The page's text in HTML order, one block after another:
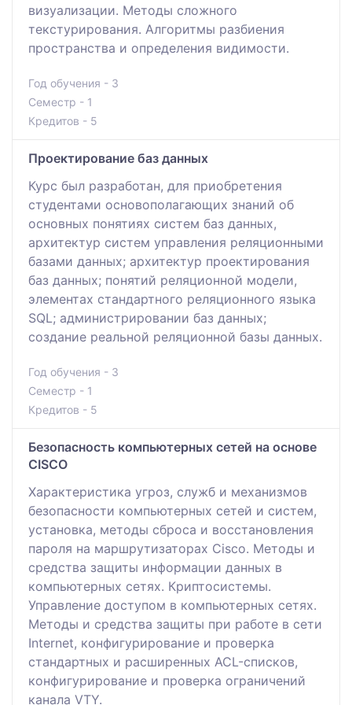
визуализации. Методы сложного
текстурирования. Алгоритмы разбиения
пространства и определения видимости.
Год обучения - 3
Семестр - 1
Кредитов - 5
Проектирование баз данных
Курс был разработан, для приобретения
студентами основополагающих знаний об
основных понятиях систем баз данных,
архитектур систем управления реляционными
базами данных; архитектур проектирования
баз данных; понятий реляционной модели,
элементах стандартного реляционного языка
SQL; администрировании баз данных;
создание реальной реляционной базы данных.
Год обучения - 3
Семестр - 1
Кредитов - 5
Безопасность компьютерных сетей на основе
CISCO
Характеристика угроз, служб и механизмов
безопасности компьютерных сетей и систем,
установка, методы сброса и восстановления
пароля на маршрутизаторах Cisco. Методы и
средства защиты информации данных в
компьютерных сетях. Криптосистемы.
Управление доступом в компьютерных сетях.
Методы и средства защиты при работе в сети
Internet, конфигурирование и проверка
стандартных и расширенных ACL-списков,
конфигурирование и проверка ограничений
канала VTY.